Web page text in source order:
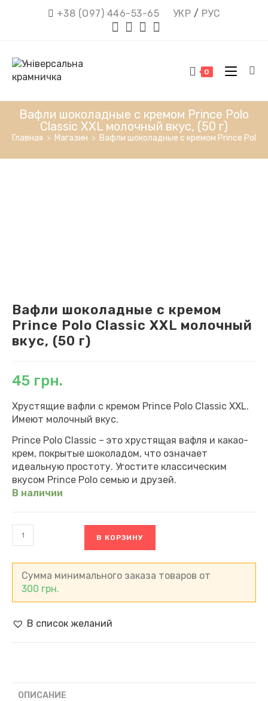
+38 (О97) 446-53-65 УКР / РУС
0
Вафли шоколадные с кремом Prince Polo
Classic XXL молочный вкус, (50 г)
Главная > Магазин > Вафли шоколадные с кремом Prince Polo
Вафли шоколадные с кремом
Prince Polo Classic XXL молочный
вкус, (50 г)
45 грн.
Хрустящие вафли с кремом Prince Polo Classic XXL.
Имеют молочный вкус.
Prince Polo Classic – это хрустящая вафля и какао-
крем, покрытые шоколадом, что означает
идеальную простоту. Угостите классическим
вкусом Prince Polo семью и друзей.
В наличии
товара
шоколадные
кремом
Classic
В КОРЗИНУ
Сумма минимального заказа товаров от
300 грн.
В список желаний
ОПИСАНИЕ